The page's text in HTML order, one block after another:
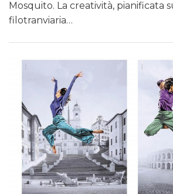
Mosquito. La creatività, pianificata
filotranviaria…